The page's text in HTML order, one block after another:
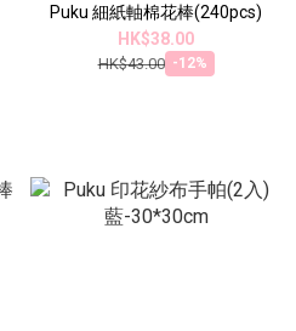
Puku 細紙軸棉花棒(240pcs)
HK$38.00
HK$43.00 -12%